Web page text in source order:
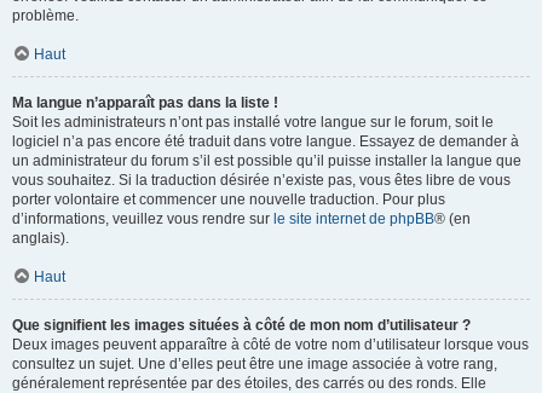
problème.
Haut
Ma langue n’apparaît pas dans la liste !
Soit les administrateurs n’ont pas installé votre langue sur le forum, soit le
logiciel n’a pas encore été traduit dans votre langue. Essayez de demander à
un administrateur du forum s’il est possible qu’il puisse installer la langue que
vous souhaitez. Si la traduction désirée n’existe pas, vous êtes libre de vous
porter volontaire et commencer une nouvelle traduction. Pour plus
d’informations, veuillez vous rendre sur le site internet de phpBB® (en
anglais).
Haut
Que signifient les images situées à côté de mon nom d’utilisateur ?
Deux images peuvent apparaître à côté de votre nom d’utilisateur lorsque vous
consultez un sujet. Une d’elles peut être une image associée à votre rang,
généralement représentée par des étoiles, des carrés ou des ronds. Elle